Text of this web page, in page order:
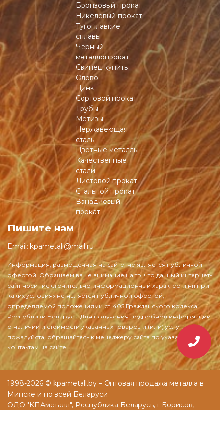
Бронзовый прокат
Никелевый прокат
Тугоплавкие
сплавы
Чёрный
металлопрокат
Свинец купить
Олово
Цинк
Сортовой прокат
Трубы
Метизы
Нержавеющая
сталь
Цветные металлы
Качественные
стали
Листовой прокат
Стальной прокат
Ванадиевый
прокат
Пишите нам
Email: kpametall@mail.ru
1998-2026 © kpametall.by – Оптовая продажа металла в
Минске и по всей Беларуси
ОДО "КПАметалл", Республика Беларусь, г.Борисов,